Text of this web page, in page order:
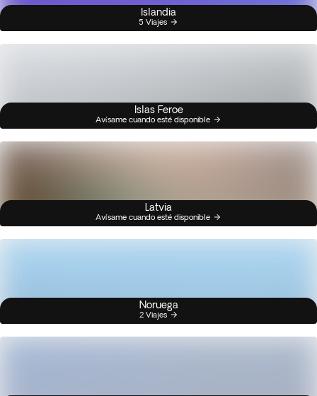
Islandia
5 Viajes
Islas Feroe
Avísame cuando esté disponible
Latvia
Avísame cuando esté disponible
Noruega
2 Viajes